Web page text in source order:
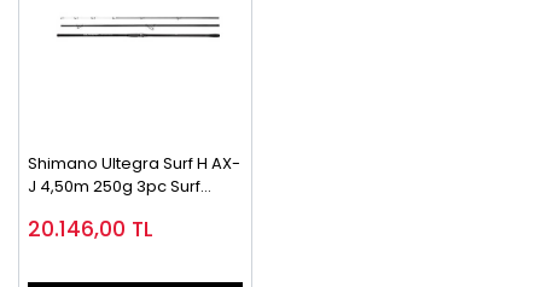
Shimano Ultegra Surf H AX-
J 4,50m 250g 3pc Surf
20.146,00 TL